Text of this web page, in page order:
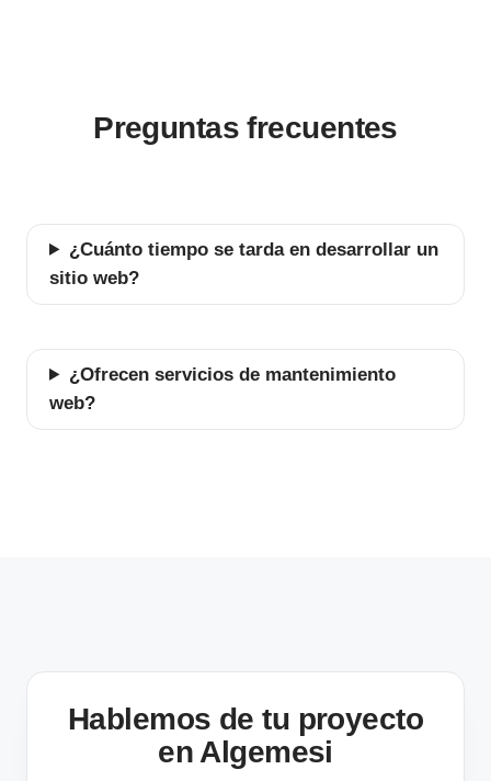
Preguntas frecuentes
¿Cuánto tiempo se tarda en desarrollar un
sitio web?
¿Ofrecen servicios de mantenimiento
web?
Hablemos de tu proyecto
en Algemesi